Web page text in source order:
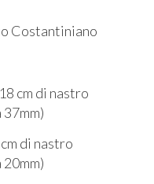
Costantiniano
cm di nastro
di nastro